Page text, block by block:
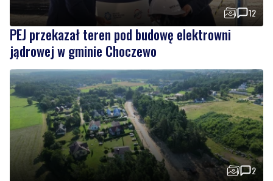
12
PEJ przekazał teren pod budowę elektrowni
jądrowej w gminie Choczewo
2